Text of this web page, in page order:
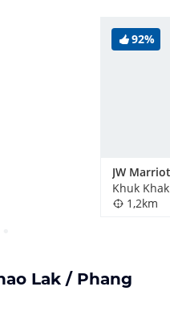
92%
Khuk
1,2km
Lak / Phang